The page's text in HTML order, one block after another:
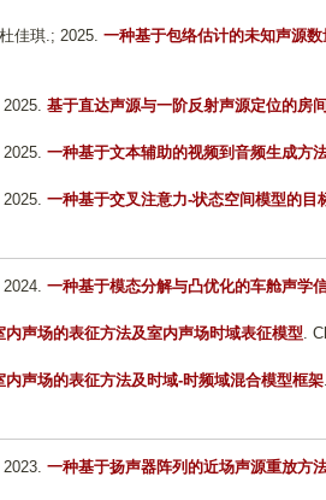
佳琪.; 2025. 一种基于包络估计的未知声源
2025. 基于直达声源与一阶反射声源定位的房
2025. 一种基于文本辅助的视频到音频生成方
2025. 一种基于交叉注意力-状态空间模型的目
2024. 一种基于模态分解与凸优化的车舱声学
内声场的表征方法及室内声场时域表征模型.
内声场的表征方法及时域-时频域混合模型框架
2023. 一种基于扬声器阵列的近场声源重放方